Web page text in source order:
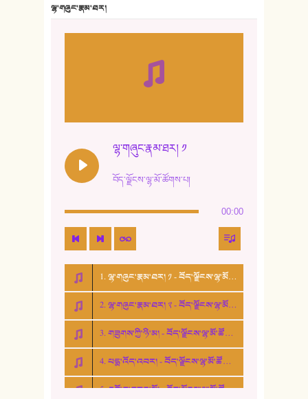
10. ཆང་གཞས། ༣
15. ཤམ་པ་ལ་ཡི་སྲས་མོ།
16. ལྷ་བུ་དར་བུ།
17. ང་བོད་པ་ཡིན། - ཕུར་བུ་རྣམ་རྒྱལ།
18. ང་ལ་བྱམས་པའི་ཨ་མ།
19. ཆ་རྐྱེན་མེད་པའི་སེམས།
20. བསྟན་རྒྱས་གླིང་།
ལྷ་གཞུང་རྣམ་ཐར།
ལྷ་གཞུང་རྣམ་ཐར། ༡
བོད་ལྗོངས་ལྷ་མོ་ཚོགས་པ།
00:00
1. ལྷ་གཞུང་རྣམ་ཐར། ༡ - བོད་ལྗོངས་ལྷ་མོ་ཚོགས་པ།
2. ལྷ་གཞུང་རྣམ་ཐར། ༢ - བོད་ལྗོངས་ལྷ་མོ་ཚོགས་པ།
3. གཟུགས་ཀྱི་ཉི་མ། - བོད་ལྗོངས་ལྷ་མོ་ཚོགས་པ།
4. པདྨ་འོད་འབར། - བོད་ལྗོངས་ལྷ་མོ་ཚོགས་པ།
5. འགྲོ་བ་བཟང་མོ། - བོད་ལྗོངས་ལྷ་མོ་ཚོགས་པ།